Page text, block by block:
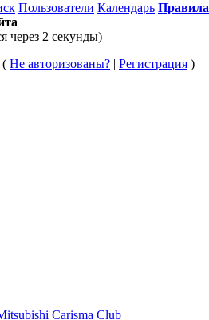
Пользователи Календарь Правила
через 2 секунды)
( Не авторизованы? | Регистрация )
Carisma Club